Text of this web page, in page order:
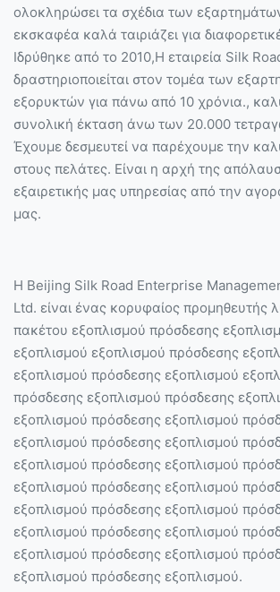
ολοκληρώσει τα σχέδια των
εκσκαφέα καλά ταιριάζει για
Ιδρύθηκε από το 2010,Η εταιρεία Silk
δραστηριοποιείται στον τομέα των
εξορυκτών για πάνω από 10 χρόνια.,
συνολική έκταση άνω των 20.000
Έχουμε δεσμευτεί να παρέχουμε την
στους πελάτες. Είναι η αρχή της
εξαιρετικής μας υπηρεσίας από την
μας.
Η Beijing Silk Road Enterprise
Ltd. είναι ένας κορυφαίος προμηθευτής
πακέτου εξοπλισμού πρόσδεσης
εξοπλισμού εξοπλισμού πρόσδεσης
εξοπλισμού πρόσδεσης εξοπλισμού
πρόσδεσης εξοπλισμού πρόσδεσης
εξοπλισμού πρόσδεσης εξοπλισμού
εξοπλισμού πρόσδεσης εξοπλισμού
εξοπλισμού πρόσδεσης εξοπλισμού
εξοπλισμού πρόσδεσης εξοπλισμού
εξοπλισμού πρόσδεσης εξοπλισμού
εξοπλισμού πρόσδεσης εξοπλισμού
εξοπλισμού πρόσδεσης εξοπλισμού
εξοπλισμού πρόσδεσης εξοπλισμού.